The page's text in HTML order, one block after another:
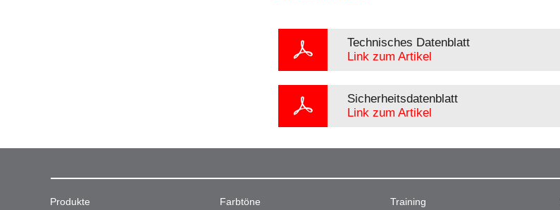
Technisches Datenblatt
Link zum Artikel
Sicherheitsdatenblatt
Link zum Artikel
Produkte
Farbtöne
Training